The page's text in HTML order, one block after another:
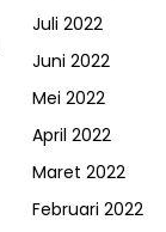
Juli 2022
Juni 2022
Mei 2022
April 2022
Maret 2022
Februari 2022